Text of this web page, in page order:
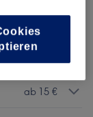
ab 15 €